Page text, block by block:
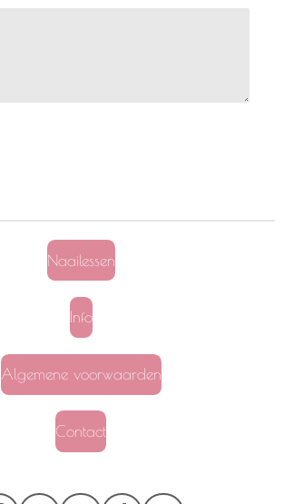
Naailessen
Info
Algemene voorwaarden
Contact